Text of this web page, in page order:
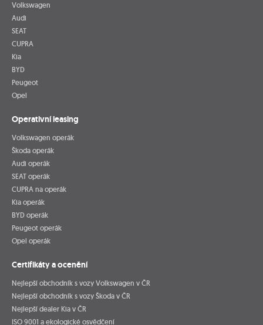
Volkswagen
Audi
SEAT
CUPRA
Kia
BYD
Peugeot
Opel
Operativní leasing
Volkswagen operák
Škoda operák
Audi operák
SEAT operák
CUPRA na operák
Kia operák
BYD operák
Peugeot operák
Opel operák
Certifikáty a ocenění
Nejlepší obchodník s vozy Volkswagen v ČR
Nejlepší obchodník s vozy Škoda v ČR
Nejlepší dealer Kia v ČR
ISO 9001 a ekologické osvědčení